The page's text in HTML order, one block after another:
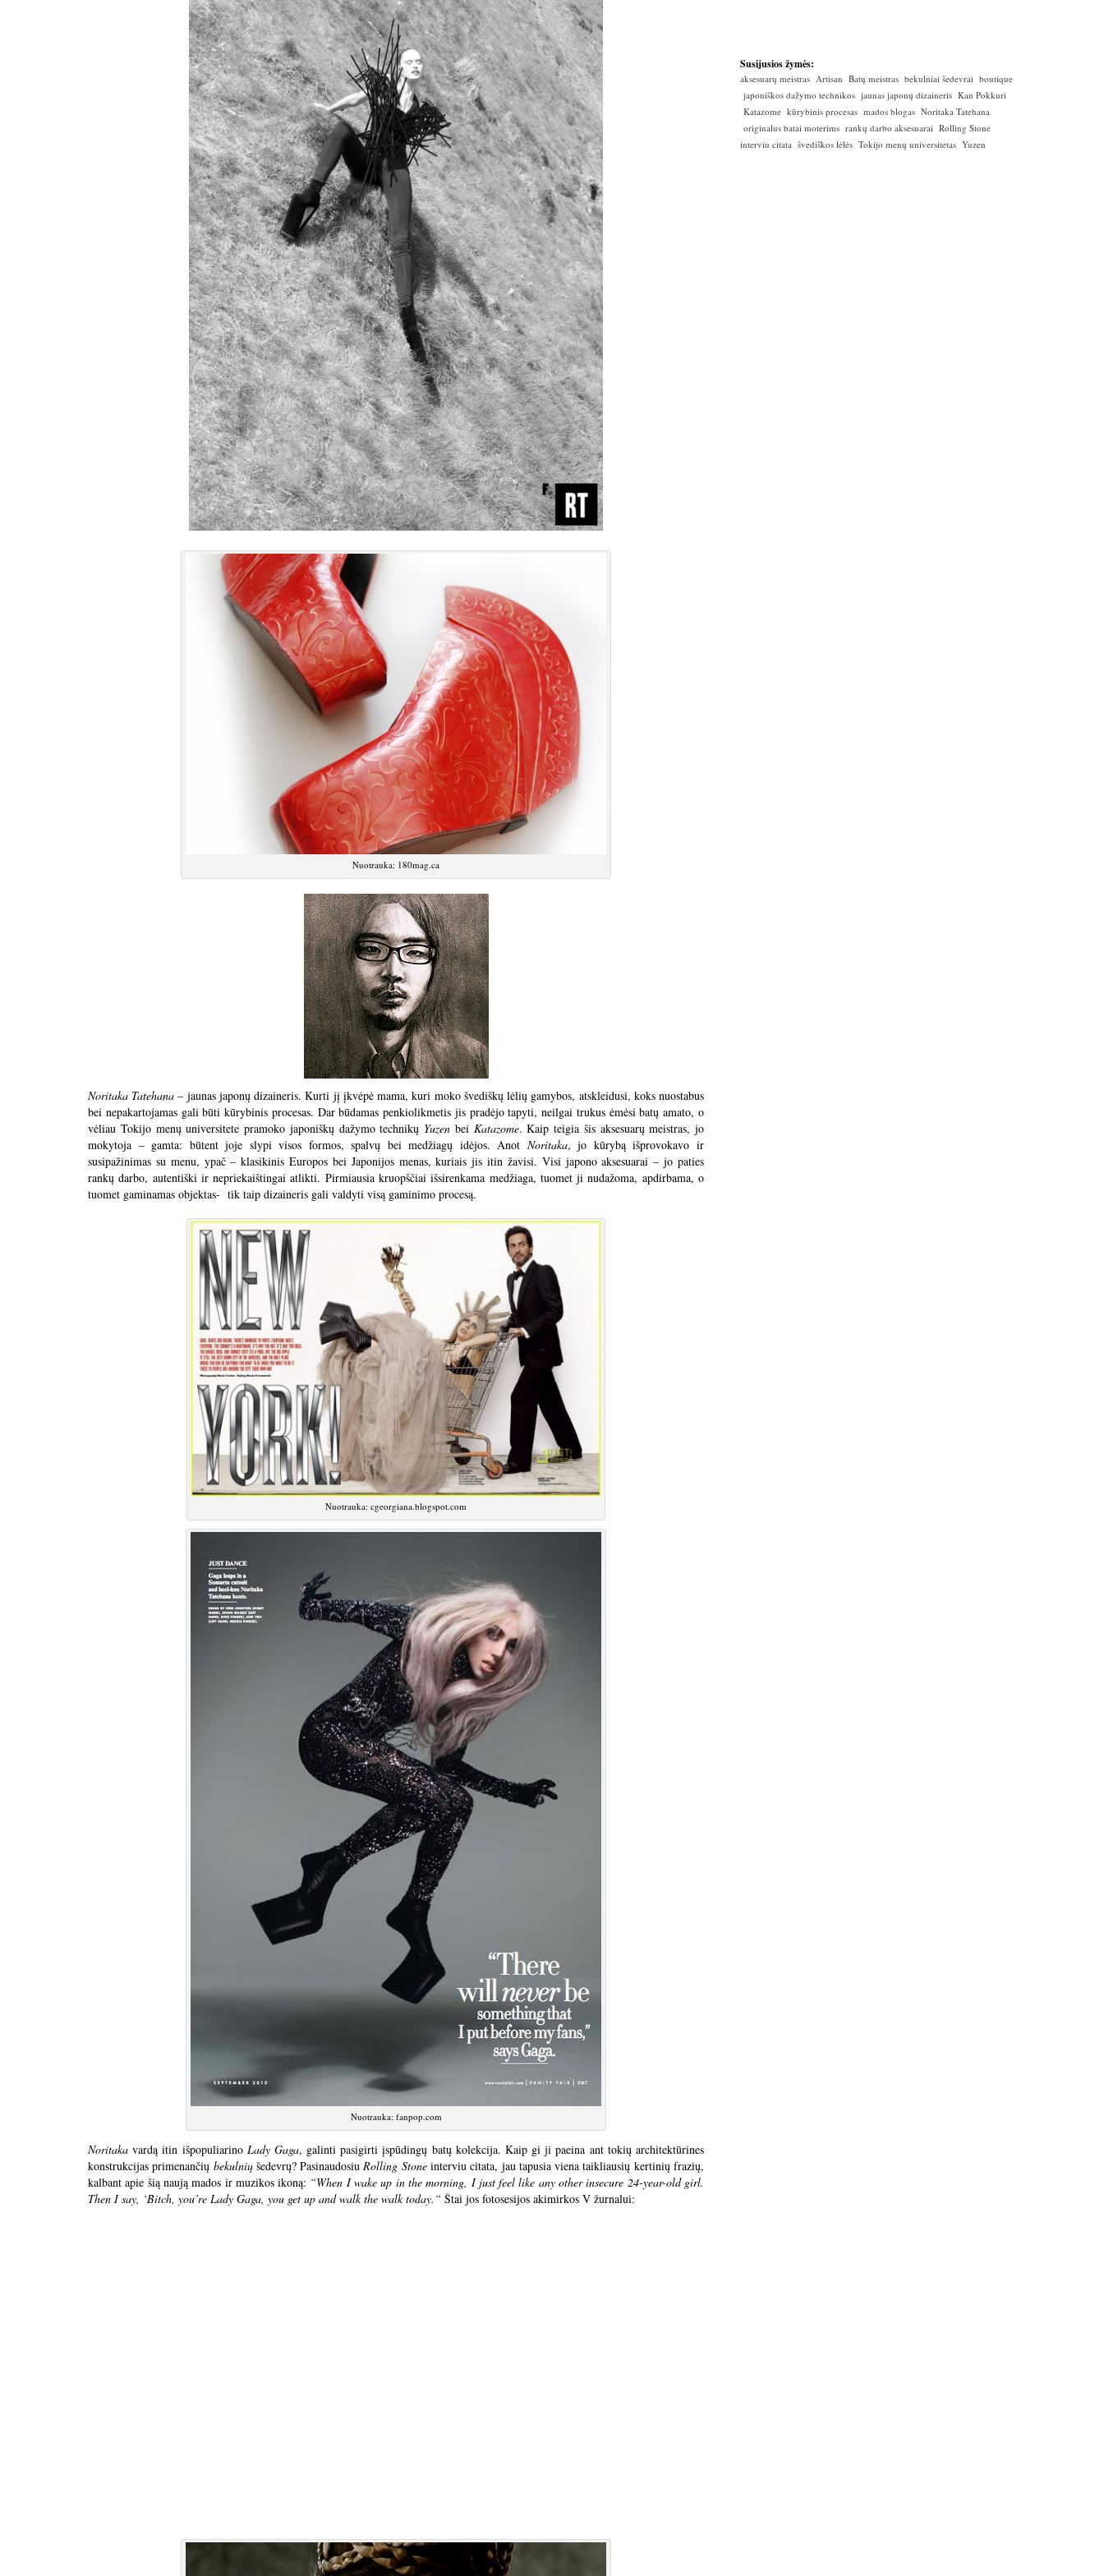
Nuotrauka: 180mag.ca
Noritaka Tatehana – jaunas japonų dizaineris. Kurti jį įkvėpė mama, kuri moko švediškų lėlių gamybos, atskleidusi, koks nuostabus
bei nepakartojamas gali būti kūrybinis procesas. Dar būdamas penkiolikmetis jis pradėjo tapyti, neilgai trukus ėmėsi batų amato, o
vėliau Tokijo menų universitete pramoko japoniškų dažymo technikų Yuzen bei Katazome. Kaip teigia šis aksesuarų meistras, jo
mokytoja – gamta: būtent joje slypi visos formos, spalvų bei medžiagų idėjos. Anot Noritaka, jo kūrybą išprovokavo ir
susipažinimas su menu, ypač – klasikinis Europos bei Japonijos menas, kuriais jis itin žavisi. Visi japono aksesuarai – jo paties
rankų darbo, autentiški ir nepriekaištingai atlikti. Pirmiausia kruopščiai išsirenkama medžiaga, tuomet ji nudažoma, apdirbama, o
tuomet gaminamas objektas- tik taip dizaineris gali valdyti visą gaminimo procesą.
Nuotrauka: cgeorgiana.blogspot.com
Nuotrauka: fanpop.com
Noritaka vardą itin išpopuliarino Lady Gaga, galinti pasigirti įspūdingų batų kolekcija. Kaip gi ji paeina ant tokių architektūrines
konstrukcijas primenančių bekulniųšedevrų? PasinaudosiuRolling Stoneinterviu citata, jau tapusia viena taikliausių kertinių frazių,
kalbant apie šią naują mados ir muzikos ikoną: “When I wake up in the morning, I just feel like any other insecure 24-year-old girl.
Then I say, ‘Bitch, you’re Lady Gaga, you get up and walk the walk today.“ Štai jos fotosesijos akimirkos V žurnalui:
Susijusios žymės:
aksesuarų meistras Artisan Batų meistras bekulniai šedevrai boutique
japoniškos dažymo technikos jaunas japonų dizaineris Kan Pokkuri
Katazome kūrybinis procesas mados blogas Noritaka Tatehana
originalus batai moterims rankų darbo aksesuarai Rolling Stone
interviu citata švediškos lėlės Tokijo menų universitetas Yuzen